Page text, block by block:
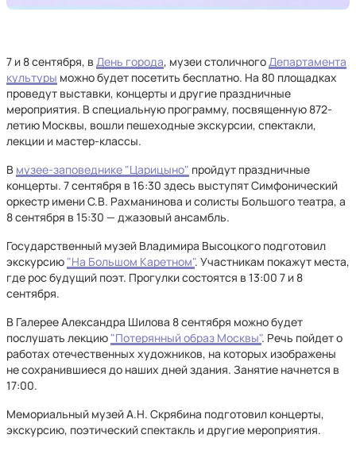
7 и 8 сентября, в День города, музеи столичногоДепартамента
культуры можно будет посетить бесплатно. На 80 площадках
проведут выставки, концерты и другие праздничные
мероприятия. В специальную программу, посвященную 872-
летию Москвы, вошли пешеходные экскурсии, спектакли,
лекции и мастер-классы.
В музее-заповеднике "Царицыно" пройдут праздничные
концерты. 7 сентября в 16:30 здесь выступят Симфонический
оркестр имени С.В. Рахманинова и солисты Большого театра, а
8 сентября в 15:30 — джазовый ансамбль.
Государственный музей Владимира Высоцкого подготовил
экскурсию "На Большом Каретном". Участникам покажут места,
где рос будущий поэт. Прогулки состоятся в 13:00 7 и 8
сентября.
В Галерее Александра Шилова 8 сентября можно будет
послушать лекцию "Потерянный образ Москвы". Речь пойдет о
работах отечественных художников, на которых изображены
не сохранившиеся до наших дней здания. Занятие начнется в
17:00.
Мемориальный музей А.Н. Скрябина подготовил концерты,
экскурсию, поэтический спектакль и другие мероприятия.